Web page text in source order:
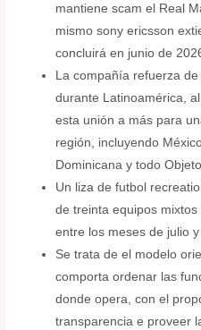
mantiene scam el Real
mismo sony ericsson
concluirá en junio de
La compañía refuerza
durante Latinoamérica,
esta unión a más para
región, incluyendo
Dominicana y todo
Un liza de futbol
de treinta equipos
entre los meses de julio
Se trata de el modelo
comporta ordenar las
donde opera, con el
transparencia e proveer